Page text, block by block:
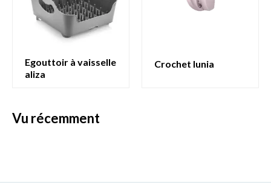
egouttoir à vaisselle
aliza
crochet lunia
vu récemment